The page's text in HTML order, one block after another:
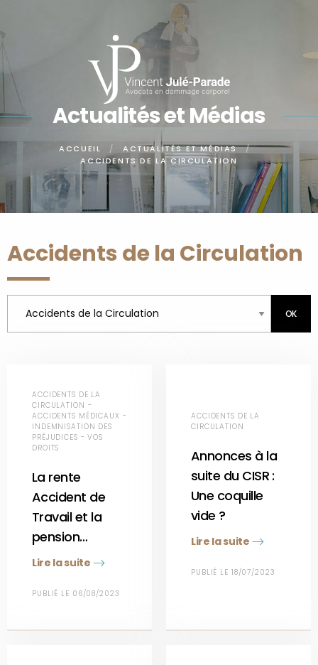
Panneau de gestion des cookies
Actualités et Médias
ACCUEIL
ACTUALITÉS ET MÉDIAS
ACCIDENTS DE LA CIRCULATION
Accidents de la Circulation
ACCIDENTS DE LA
CIRCULATION -
ACCIDENTS MÉDICAUX -
INDEMNISATION DES
PRÉJUDICES - VOS
DROITS
La rente
Accident de
Travail et la
pension…
Lire la suite
PUBLIÉ LE 06/08/2023
ACCIDENTS DE LA
CIRCULATION
Annonces à la
suite du CISR :
Une coquille
vide ?
Lire la suite
PUBLIÉ LE 18/07/2023